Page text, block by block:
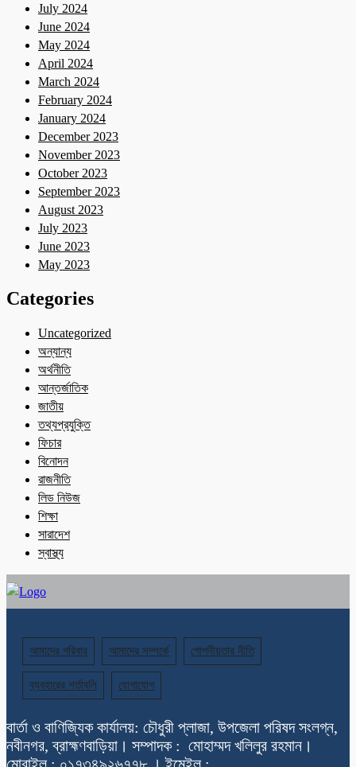
July 2024
June 2024
May 2024
April 2024
March 2024
February 2024
January 2024
December 2023
November 2023
October 2023
September 2023
August 2023
July 2023
June 2023
May 2023
Categories
Uncategorized
অন্যান্য
অর্থনীতি
আন্তর্জাতিক
জাতীয়
তথ্যপ্রযুক্তি
ফিচার
বিনোদন
রাজনীতি
লিড নিউজ
শিক্ষা
সারাদেশ
স্বাস্থ্য
আমাদের পরিবার আমাদের সম্পর্কে গোপনীয়তার নীতি
ব্যবহারের শর্তাবলি যোগাযোগ
বার্তা ও বাণিজ্যিক কার্যালয়: চৌধুরী প্লাজা, উপজেলা পরিষদ সংলগ্ন,
নবীনগর, ব্রাহ্মণবাড়িয়া। সম্পাদক : মোহাম্মদ খলিলুর রহমান।